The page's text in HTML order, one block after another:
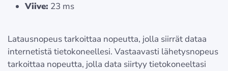
Viive: 23 ms
Latausnopeus tarkoittaa nopeutta, jolla siirrät dataa
internetistä tietokoneellesi. Vastaavasti lähetysnopeus
tarkoittaa nopeutta, jolla data siirtyy tietokoneeltasi